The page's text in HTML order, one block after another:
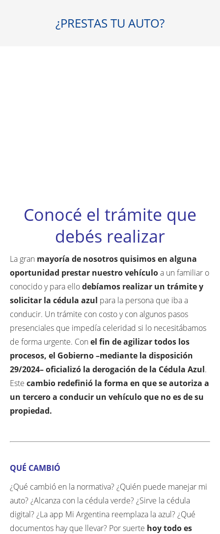
¿PRESTAS TU AUTO?
Conocé el trámite que
debés realizar
La gran mayoría de nosotros quisimos en alguna
oportunidad prestar nuestro vehículoa un familiar o
conocido y para ellodebíamos realizar un trámite y
solicitar la cédula azul para la persona que iba a
conducir. Un trámite con costo y con algunos pasos
presenciales que impedía celeridad si lo necesitábamos
de forma urgente. Conel fin de agilizar todos los
procesos, el Gobierno –mediante la disposición
29/2024– oficializó la derogación de la Cédula Azul.
Este cambio redefinió la forma en que se autoriza a
un tercero a conducir un vehículoque no es de su
propiedad.
QUÉ CAMBIÓ
¿Qué cambió en la normativa? ¿Quién puede manejar mi
auto? ¿Alcanza con la cédula verde? ¿Sirve la cédula
digital? ¿La app Mi Argentina reemplaza la azul? ¿Qué
documentos hay que llevar? Por suerte hoy todo es